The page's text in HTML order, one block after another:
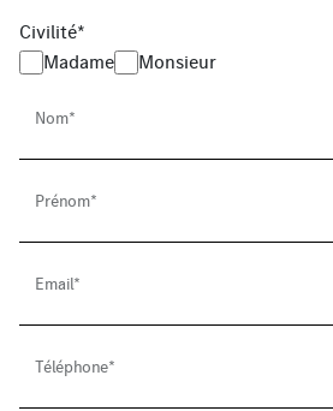
Civilité*
Madame
Monsieur
Nom*
Prénom*
Email*
Téléphone*